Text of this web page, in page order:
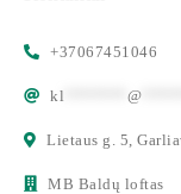
+37067451046
kl @
Lietaus g. 5,
MB Baldų loftas